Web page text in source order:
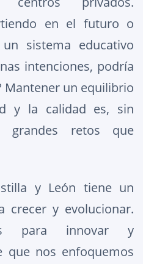
en el futuro o
sistema educativo
intenciones, podría
Mantener un equilibrio
y la calidad es, sin
retos que
y León tiene un
crecer y evolucionar.
para innovar y
que nos enfoquemos